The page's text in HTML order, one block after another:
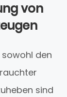
von
den
sind